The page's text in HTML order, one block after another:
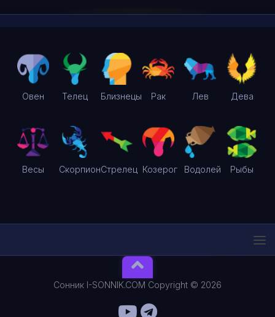
Овен Телец Близнецы Рак Лев Дева
Весы СкорпионСтрелец Козерог Водолей Рыбы
Сонник I-SONNIK.COM Copyright © 2026